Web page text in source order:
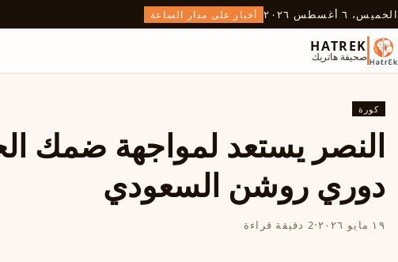
الخميس، ٦ أغسطس ٢٠٢٦ أخبار على مدار الساعة
HATREK
صحيفة هاتريك
كورة
النصر يستعد لمواجهة ضمك
دوري روشن السعودي
١٩ مايو ٢٠٢٦ ·2 دقيقة قراءة